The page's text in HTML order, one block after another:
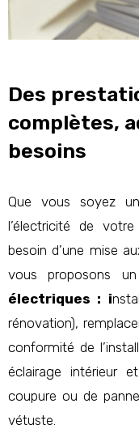
Des
complètes,
besoins
Que vous soyez
l’électricité de
besoin d’une mise
vous proposons un
électriques : i
rénovation),
conformité de
éclairage intérieur
coupure ou de
vétuste.